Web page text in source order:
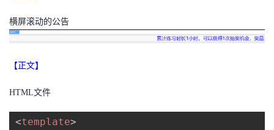
主
页
的
开
发
者
横屏滚动的公告
【正文】
HTML文件
<template>